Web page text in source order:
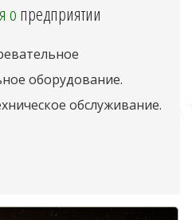
опредприятии
оборудование.
обслуживание.